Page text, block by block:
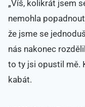
„Víš, kolikrát jsem
nemohla
že jsme se
nás nakonec
to ty jsi opustil mě.
kabát.